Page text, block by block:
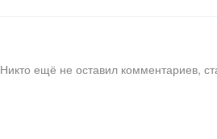
Никто ещё не оставил комментариев,